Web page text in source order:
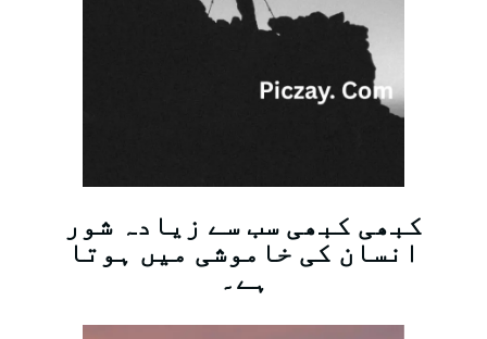
کبھی کبھی سب سے زیادہ شور
انسان کی خاموشی میں ہوتا
ہے۔